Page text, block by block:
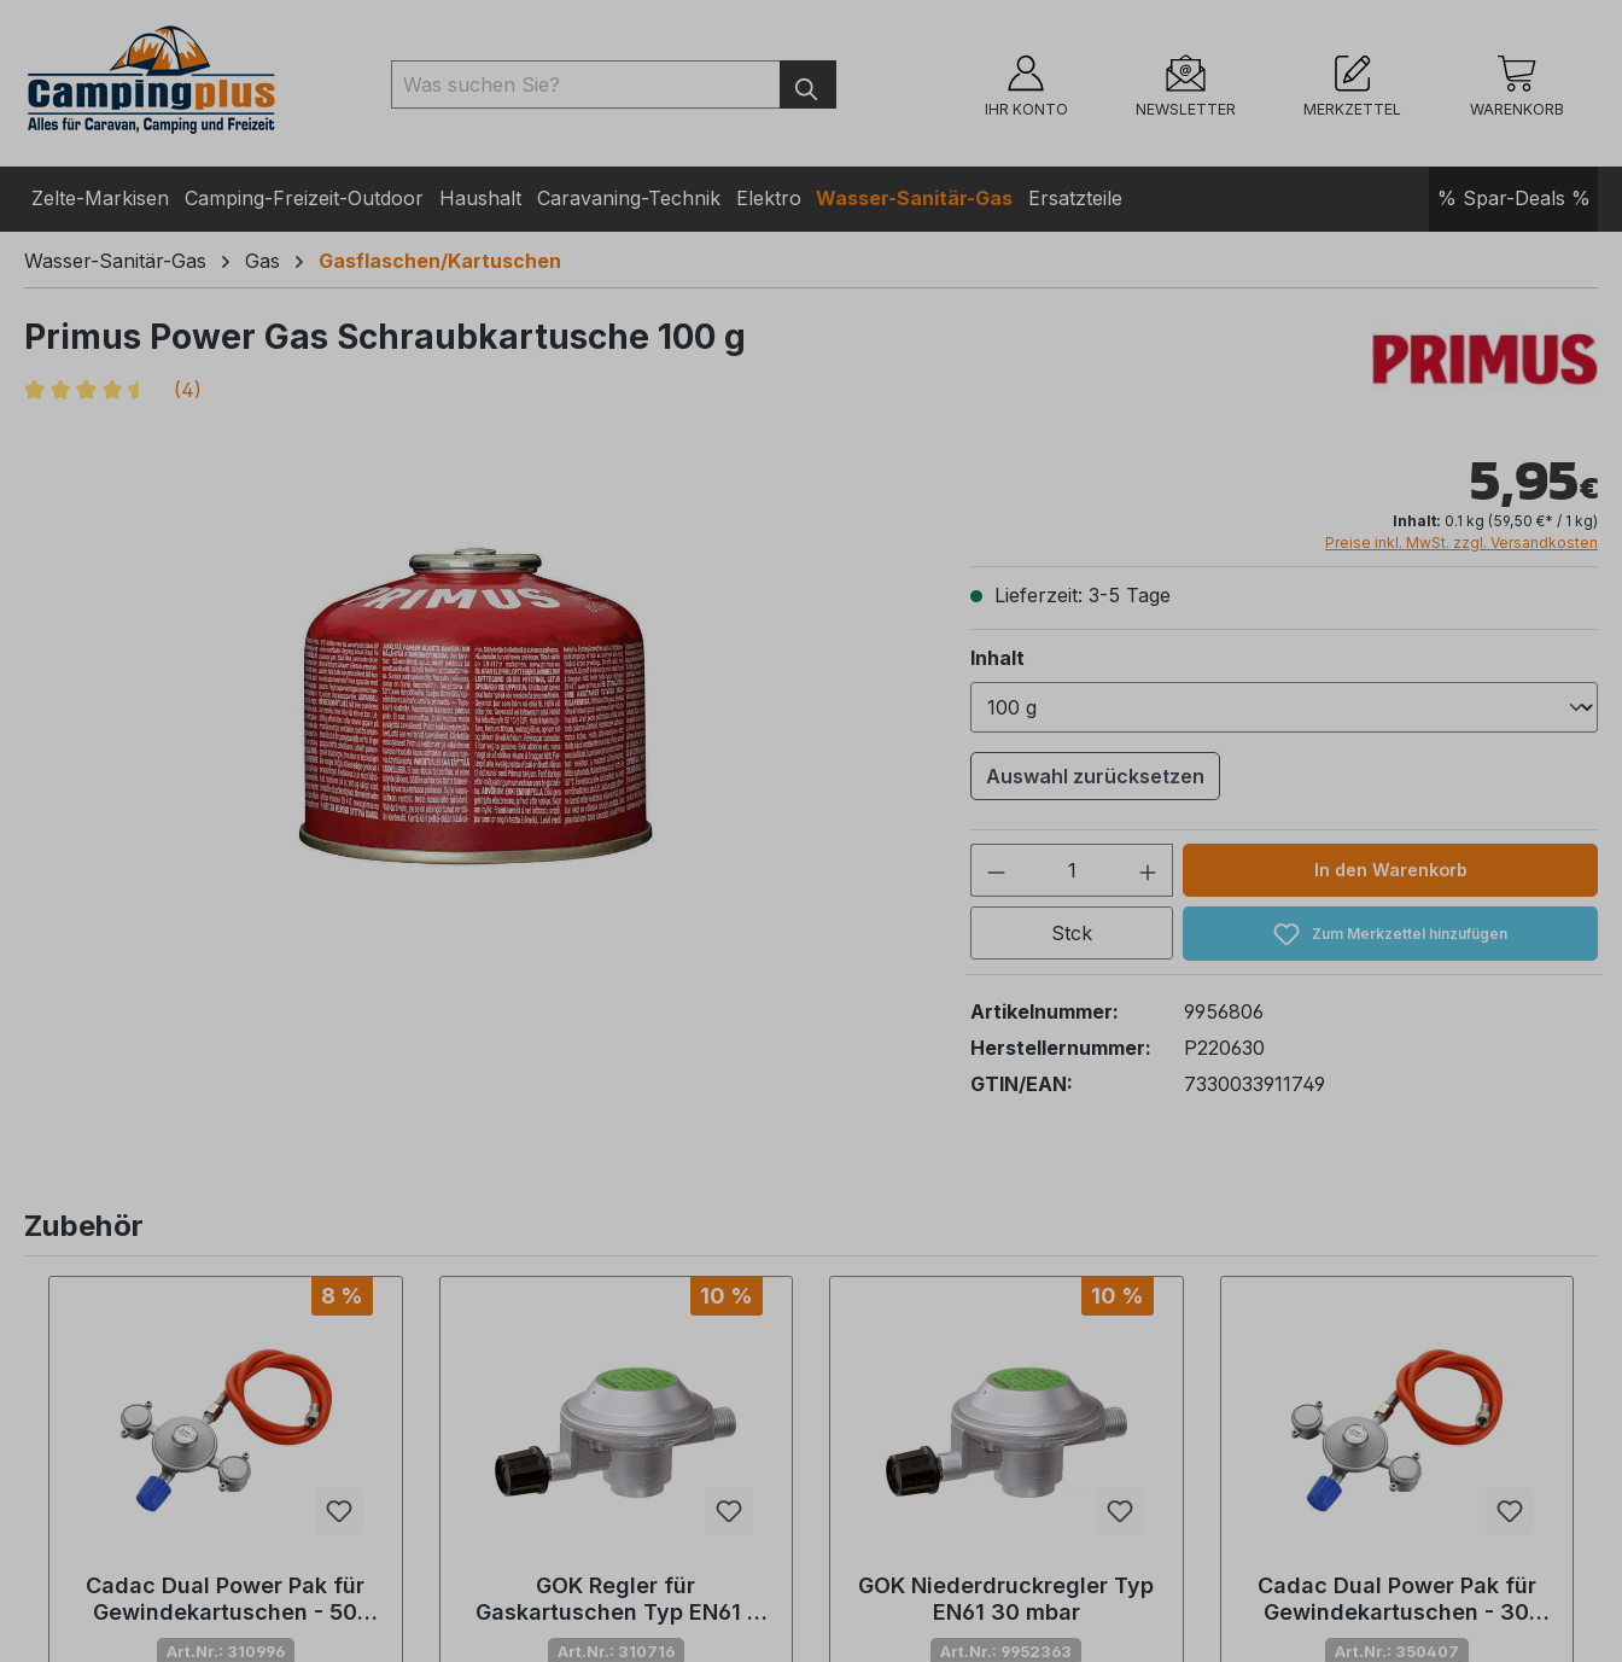
Zur Suche springen
NEWSLETTER MERKZETTEL
IHR KONTO WARENKORB
Zelte-Markisen Camping-Freizeit-Outdoor Haushalt Caravaning-Technik Elektro Wasser-Sanitär-Gas Ersatzteile % Spar-Deals %
Wasser-Sanitär-Gas Gas Gasflaschen/Kartuschen
Primus Power Gas Schraubkartusche 100 g
(4)
5,95
Inhalt: 0.1 kg (59,50 €* / 1 kg)
Preise inkl. MwSt. zzgl. Versandkosten
Lieferzeit: 3-5 Tage
Inhalt
Auswahl zurücksetzen
Produkt Anzahl: Gib den gewünschten Wert
In den Warenkorb
Stck Zum Merkzettel hinzufügen
Artikelnummer:
9956806
Herstellernummer:
P220630
GTIN/EAN:
7330033911749
Zubehör
8 %
Cadac Dual Power Pak für
Gewindekartuschen - 50
mbar
Art.Nr.: 310996
10 %
GOK Regler für
Gaskartuschen Typ EN61 -
50 mbar
Art.Nr.: 310716
10 %
GOK Niederdruckregler Typ
EN61 30 mbar
Art.Nr.: 9952363
Cadac Dual Power Pak für
Gewindekartuschen - 30
mbar (Export)
Art.Nr.: 350407